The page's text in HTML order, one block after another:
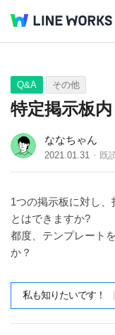
Q&A Tips
Q&A その他
特定掲示板
ななちゃん
2021.01.31 既
1つの掲示板に対し
とはできますか?
都度、テンプレート
か？
私も知りたいです！